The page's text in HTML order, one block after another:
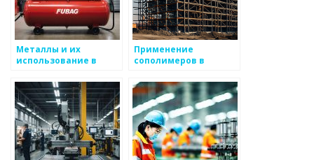
Металлы и их
использование в
Применение
сополимеров в